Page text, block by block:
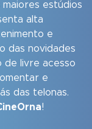
estúdios
alta
e
das novidades
de livre acesso
e
das telonas.
!